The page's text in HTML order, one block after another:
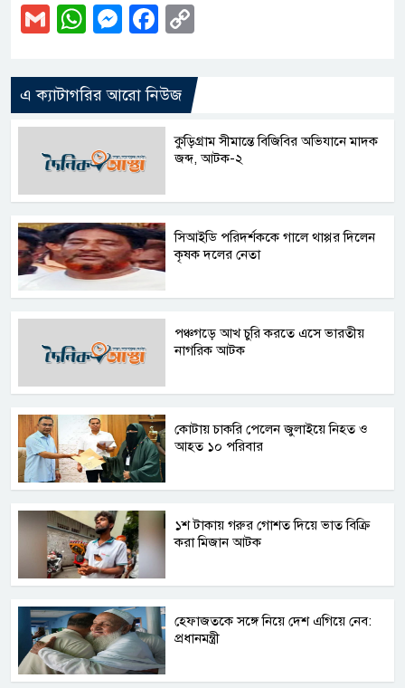
GmailWhatsApp
Messenger
Facebook
এ ক্যাটাগরির আরো নিউজ
কুড়িগ্রাম সীমান্তে বিজিবির অভিযানে মাদক
জব্দ, আটক-২
সিআইডি পরিদর্শককে গালে থাপ্পর দিলেন
কৃষক দলের নেতা
পঞ্চগড়ে আখ চুরি করতে এসে ভারতীয়
নাগরিক আটক
কোটায় চাকরি পেলেন জুলাইয়ে নিহত ও
আহত ১০ পরিবার
১শ টাকায় গরুর গোশত দিয়ে ভাত বিক্রি
করা মিজান আটক
হেফাজতকে সঙ্গে নিয়ে দেশ এগিয়ে নেব:
প্রধানমন্ত্রী